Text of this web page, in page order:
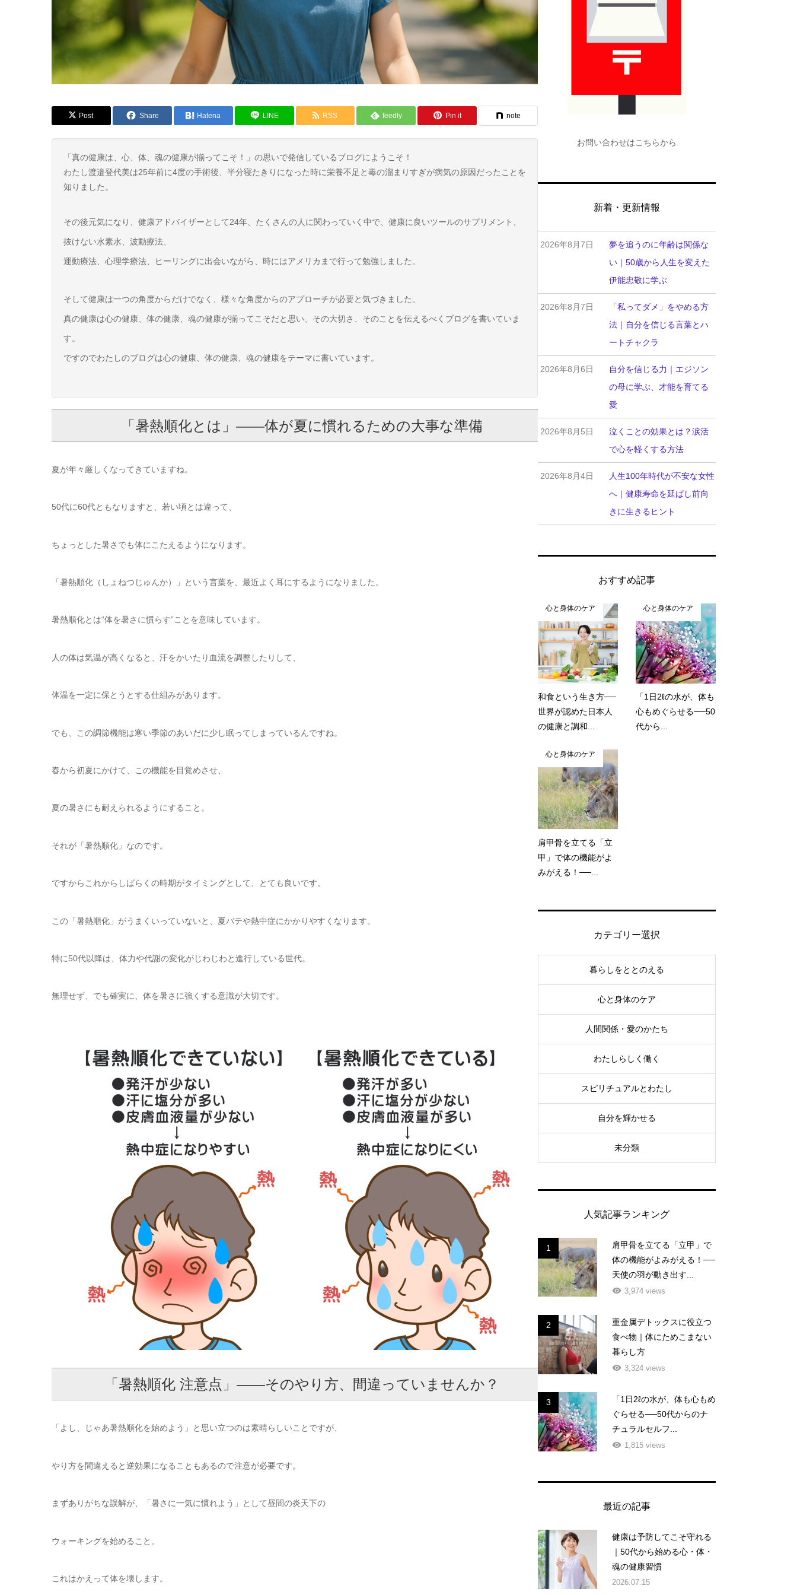
Post Share Hatena LINE RSS feedly Pin it note
「真の健康は、心、体、魂の健康が揃ってこそ！」の思いで発信しているブログにようこそ！
わたし渡邉登代美は25年前に4度の手術後、半分寝たきりになった時に栄養不足と毒の溜まりすぎが病気の原因だったことを
知りました。
その後元気になり、健康アドバイザーとして24年、たくさんの人に関わっていく中で、健康に良いツールのサプリメント、
抜けない水素水、波動療法、
運動療法、心理学療法、ヒーリングに出会いながら、時にはアメリカまで行って勉強しました。
そして健康は一つの角度からだけでなく、様々な角度からのアプローチが必要と気づきました。
真の健康は心の健康、体の健康、魂の健康が揃ってこそだと思い、その大切さ、そのことを伝えるべくブログを書いていま
す。
ですのでわたしのブログは心の健康、体の健康、魂の健康をテーマに書いています。
「暑熱順化とは」——体が夏に慣れるための大事な準備
夏が年々厳しくなってきていますね。
50代に60代ともなりますと、若い頃とは違って、
ちょっとした暑さでも体にこたえるようになります。
「暑熱順化（しょねつじゅんか）」という言葉を、最近よく耳にするようになりました。
暑熱順化とは“体を暑さに慣らす”ことを意味しています。
人の体は気温が高くなると、汗をかいたり血流を調整したりして、
体温を一定に保とうとする仕組みがあります。
でも、この調節機能は寒い季節のあいだに少し眠ってしまっているんですね。
春から初夏にかけて、この機能を目覚めさせ、
夏の暑さにも耐えられるようにすること。
それが「暑熱順化」なのです。
ですからこれからしばらくの時期がタイミングとして、とても良いです。
この「暑熱順化」がうまくいっていないと、夏バテや熱中症にかかりやすくなります。
特に50代以降は、体力や代謝の変化がじわじわと進行している世代。
無理せず、でも確実に、体を暑さに強くする意識が大切です。
「暑熱順化 注意点」——そのやり方、間違っていませんか？
「よし、じゃあ暑熱順化を始めよう」と思い立つのは素晴らしいことですが、
やり方を間違えると逆効果になることもあるので注意が必要です。
まずありがちな誤解が、「暑さに一気に慣れよう」として昼間の炎天下の
ウォーキングを始めること。
これはかえって体を壊します。
お問い合わせはこちらから
新着・更新情報
2026年8月7日
夢を追うのに年齢は関係な
い｜50歳から人生を変えた
伊能忠敬に学ぶ
2026年8月7日
「私ってダメ」をやめる方
法｜自分を信じる言葉とハ
ートチャクラ
2026年8月6日
自分を信じる力｜エジソン
の母に学ぶ、才能を育てる
愛
2026年8月5日
泣くことの効果とは？涙活
で心を軽くする方法
2026年8月4日
人生100年時代が不安な女性
へ｜健康寿命を延ばし前向
きに生きるヒント
おすすめ記事
心と身体のケア
和食という生き方──
世界が認めた日本人
の健康と調和...
心と身体のケア
「1日2ℓの水が、体も
心もめぐらせる──50
代から...
心と身体のケア
肩甲骨を立てる「立
甲」で体の機能がよ
みがえる！──...
カテゴリー選択
暮らしをととのえる
心と身体のケア
人間関係・愛のかたち
わたしらしく働く
スピリチュアルとわたし
自分を輝かせる
未分類
人気記事ランキング
1
肩甲骨を立てる「立甲」で
体の機能がよみがえる！──
天使の羽が動き出す...
3,974 views
2
重金属デトックスに役立つ
食べ物｜体にためこまない
暮らし方
3,324 views
3
「1日2ℓの水が、体も心もめ
ぐらせる──50代からのナ
チュラルセルフ...
1,815 views
最近の記事
健康は予防してこそ守れる
｜50代から始める心・体・
魂の健康習慣
2026.07.15